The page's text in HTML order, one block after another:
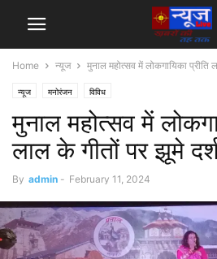
Home न्यूज मुनाल महोत्सव में लोकगायिका प्रीति
न्यूज मनोरंजन विविध
मुनाल महोत्सव में
लाल के गीतों पर झूमे
By admin - February 11, 2024